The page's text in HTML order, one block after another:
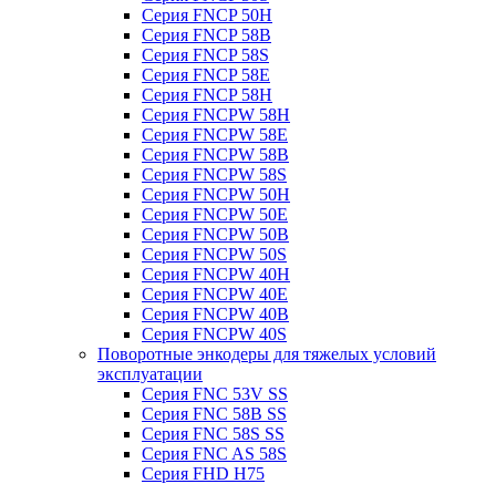
Серия FNCP 50H
Серия FNCP 58B
Серия FNCP 58S
Серия FNCP 58E
Серия FNCP 58H
Серия FNCPW 58H
Серия FNCPW 58E
Серия FNCPW 58B
Серия FNCPW 58S
Серия FNCPW 50H
Серия FNCPW 50E
Серия FNCPW 50B
Серия FNCPW 50S
Серия FNCPW 40H
Серия FNCPW 40E
Серия FNCPW 40B
Серия FNCPW 40S
Поворотные энкодеры для тяжелых условий
эксплуатации
Серия FNC 53V SS
Серия FNC 58B SS
Серия FNC 58S SS
Серия FNC AS 58S
Серия FHD H75